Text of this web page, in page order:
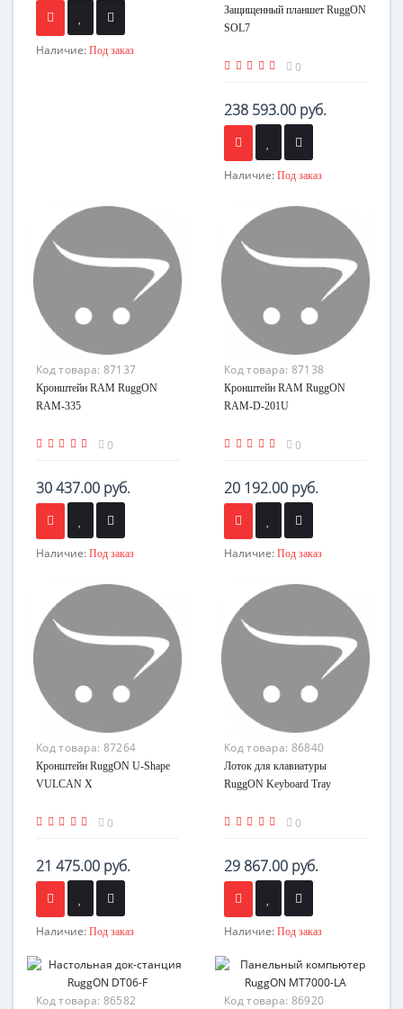
Наличие: Под заказ
Защищенный планшет RuggON
SOL7
0
238 593.00 руб.
Наличие: Под заказ
Код товара: 87137
Кронштейн RAM RuggON
RAM-335
0
30 437.00 руб.
Наличие: Под заказ
Код товара: 87138
Кронштейн RAM RuggON
RAM-D-201U
0
20 192.00 руб.
Наличие: Под заказ
Код товара: 87264
Кронштейн RuggON U-Shape
VULCAN X
0
21 475.00 руб.
Наличие: Под заказ
Код товара: 86840
Лоток для клавиатуры
RuggON Keyboard Tray
0
29 867.00 руб.
Наличие: Под заказ
Код товара: 86582 Код товара: 86920